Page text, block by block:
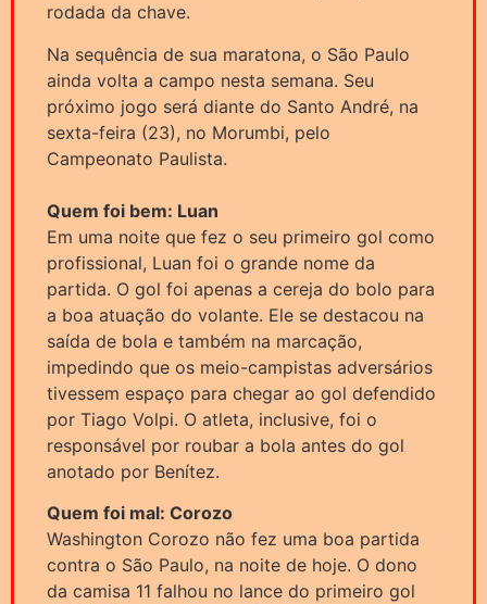
rodada da chave.
Na sequência de sua maratona, o São Paulo
ainda volta a campo nesta semana. Seu
próximo jogo será diante do Santo André, na
sexta-feira (23), no Morumbi, pelo
Campeonato Paulista.
Quem foi bem: Luan
Em uma noite que fez o seu primeiro gol como
profissional, Luan foi o grande nome da
partida. O gol foi apenas a cereja do bolo para
a boa atuação do volante. Ele se destacou na
saída de bola e também na marcação,
impedindo que os meio-campistas adversários
tivessem espaço para chegar ao gol defendido
por Tiago Volpi. O atleta, inclusive, foi o
responsável por roubar a bola antes do gol
anotado por Benítez.
Quem foi mal: Corozo
Washington Corozo não fez uma boa partida
contra o São Paulo, na noite de hoje. O dono
da camisa 11 falhou no lance do primeiro gol